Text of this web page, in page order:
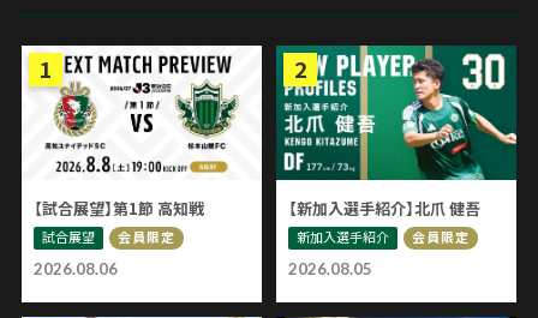
2026.08.06
【試合展望】第1節 高知戦
試合展望
会員限定
2026.08.05
【新加入選手紹介】北爪 健吾
新加入選手紹介 会員限定